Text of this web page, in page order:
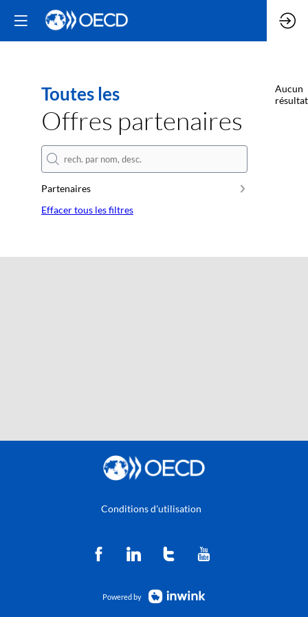
Toutes les
Offres partenaires
Partenaires
Effacer tous les filtres
Aucun
résultat
Conditions d'utilisation
Powered by